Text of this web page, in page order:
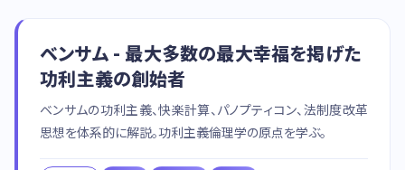
ベンサム - 最大多数の最大幸福を掲げた
功利主義の創始者
ベンサムの功利主義、快楽計算、パノプティコン、法制度改革
思想を体系的に解説。功利主義倫理学の原点を学ぶ。